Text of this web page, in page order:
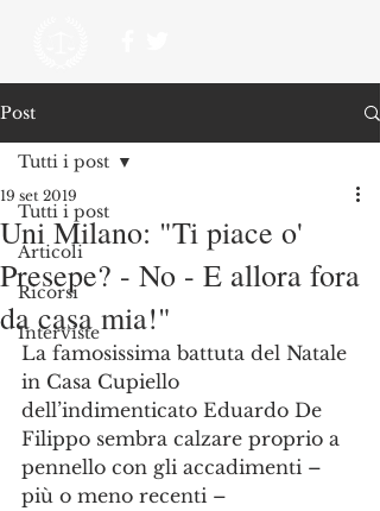
Post
Tutti i post
Articoli
Ricorsi
Interviste
Tutti i post
Uni Milano: "Ti piace o'
Presepe? - No - E allora fora
da casa mia!"
19 set 2019
La famosissima battuta del Natale
in Casa Cupiello
dell’indimenticato Eduardo De
Filippo sembra calzare proprio a
pennello con gli accadimenti –
più o meno recenti –